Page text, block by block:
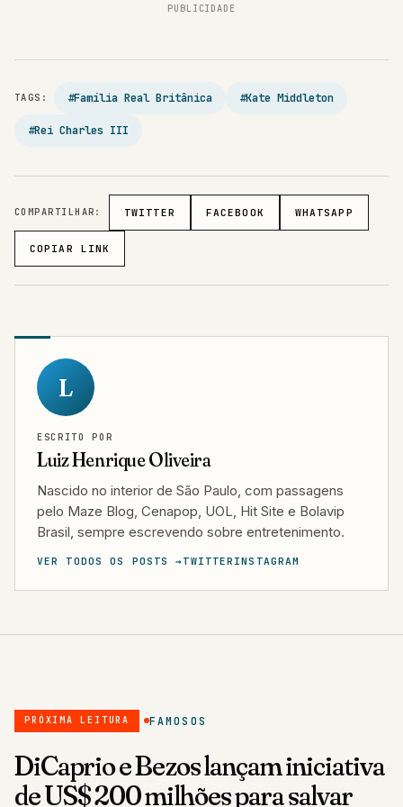
PUBLICIDADE
TAGS: #Família Real Britânica #Kate Middleton
#Rei Charles III
COMPARTILHAR: TWITTER FACEBOOK WHATSAPP
COPIAR LINK
L
ESCRITO POR
Luiz Henrique Oliveira
Nascido no interior de São Paulo, com passagens
pelo Maze Blog, Cenapop, UOL, Hit Site e Bolavip
Brasil, sempre escrevendo sobre entretenimento.
VER TODOS OS POSTS →TWITTER INSTAGRAM
PRÓXIMA LEITURA FAMOSOS
DiCaprio e Bezos lançam iniciativa
de US$ 200 milhões para salvar